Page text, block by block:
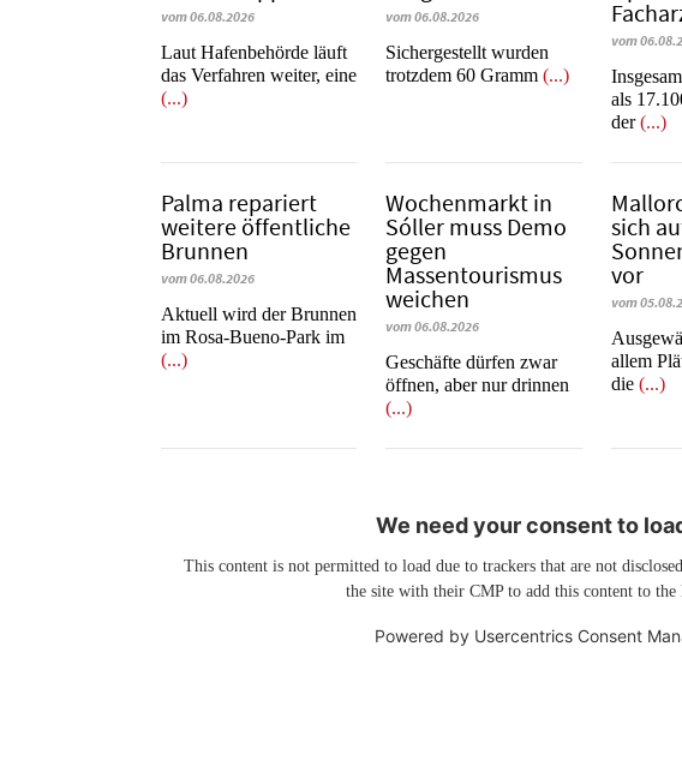
vom 06.08.2026
Laut Hafenbehörde läuft
das Verfahren weiter, eine
(...)
vom 06.08.2026
​​​​​​​Sichergestellt wurden
trotzdem 60 Gramm(...)
vom
als
der(...)
Palma repariert
weitere öffentliche
Brunnen
vom 06.08.2026
Aktuell wird der Brunnen
im Rosa-Bueno-Park im
(...)
Wochenmarkt in
Sóller muss Demo
gegen
Massentourismus
weichen
vom 06.08.2026
Geschäfte dürfen zwar
öffnen, aber nur drinnen
(...)
sich
vor
vom
allem
die(...)
We need your consent to
This content is not permitted to load due to trackers that are not
the site with their CMP to add this content to the
Powered by Usercentrics Consent